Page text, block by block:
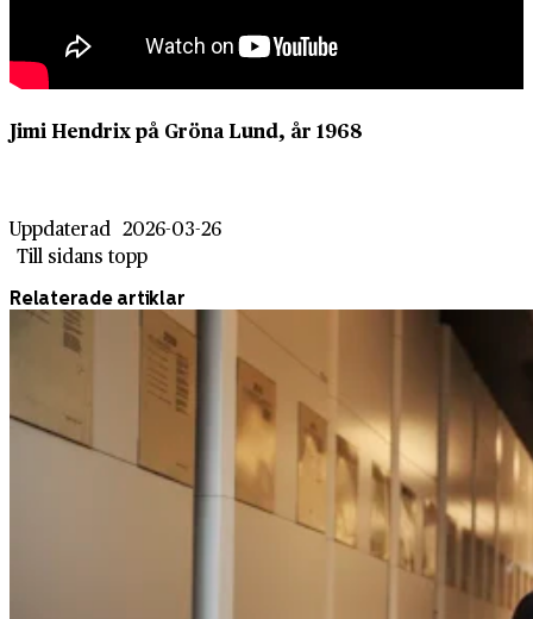
Jimi Hendrix på Gröna Lund, år 1968
Uppdaterad 2026-03-26
Till sidans topp
Relaterade artiklar